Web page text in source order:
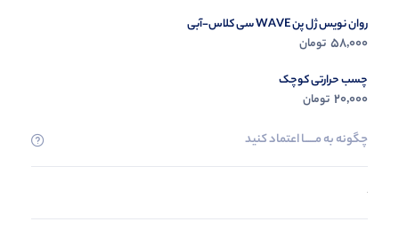
روان نویس ژل پن WAVE سی کلاس-آبی
58,000 تومان
چسب حرارتی کوچک
20,000 تومان
چگونه به مــــــا اعتماد کنید